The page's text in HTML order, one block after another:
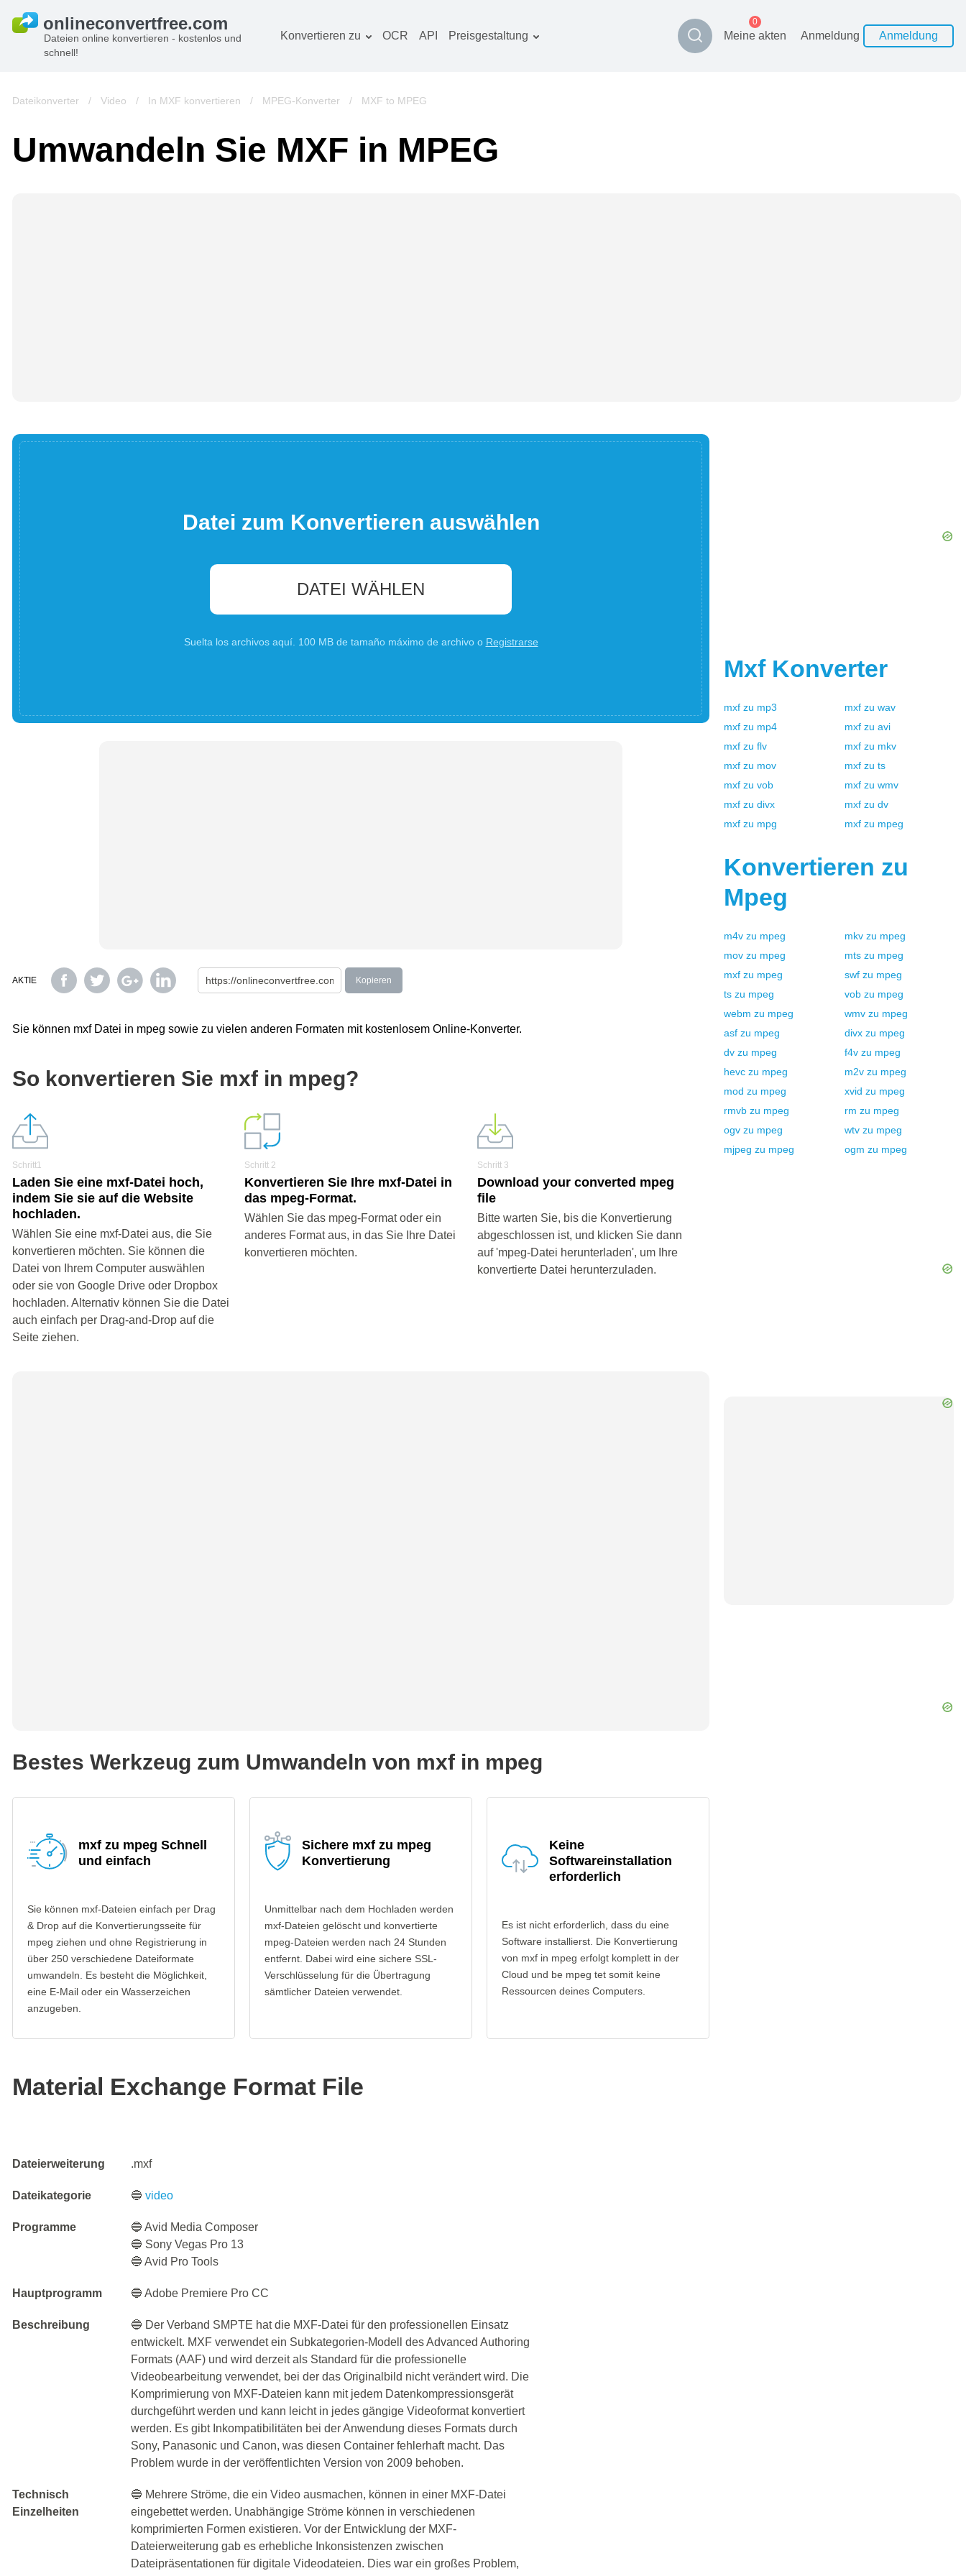
Dateien online konvertieren - kostenlos und
schnell!
Konvertieren zu
Bilderkonverter
Bücherkonverter
OCR API Preisgestaltung Meine akten
0
Anmeldung Anmeldung
Dateikonverter / Video / In MXF konvertieren / MPEG-Konverter / MXF to MPEG
Umwandeln Sie MXF in MPEG
Datei zum Konvertieren auswählen
DATEI WÄHLEN
Suelta los archivos aquí. 100 MB de tamaño máximo de archivo o Registrarse
AKTIE Kopieren
Sie können mxf Datei in mpeg sowie zu vielen anderen Formaten mit kostenlosem Online-Konverter.
So konvertieren Sie mxf in mpeg?
Schritt1
Laden Sie eine mxf-Datei hoch,
indem Sie sie auf die Website
hochladen.
Wählen Sie eine mxf-Datei aus, die Sie
konvertieren möchten. Sie können die
Datei von Ihrem Computer auswählen
oder sie von Google Drive oder Dropbox
hochladen. Alternativ können Sie die Datei
auch einfach per Drag-and-Drop auf die
Seite ziehen.
Schritt 2
Konvertieren Sie Ihre mxf-Datei in
das mpeg-Format.
Wählen Sie das mpeg-Format oder ein
anderes Format aus, in das Sie Ihre Datei
konvertieren möchten.
Schritt 3
Download your converted mpeg
file
Bitte warten Sie, bis die Konvertierung
abgeschlossen ist, und klicken Sie dann
auf 'mpeg-Datei herunterladen', um Ihre
konvertierte Datei herunterzuladen.
Bestes Werkzeug zum Umwandeln von mxf in mpeg
mxf zu mpeg Schnell
und einfach
Sie können mxf-Dateien einfach per Drag
& Drop auf die Konvertierungsseite für
mpeg ziehen und ohne Registrierung in
über 250 verschiedene Dateiformate
umwandeln. Es besteht die Möglichkeit,
eine E-Mail oder ein Wasserzeichen
anzugeben.
Sichere mxf zu mpeg
Konvertierung
Unmittelbar nach dem Hochladen werden
mxf-Dateien gelöscht und konvertierte
mpeg-Dateien werden nach 24 Stunden
entfernt. Dabei wird eine sichere SSL-
Verschlüsselung für die Übertragung
sämtlicher Dateien verwendet.
Keine
Softwareinstallation
erforderlich
Es ist nicht erforderlich, dass du eine
Software installierst. Die Konvertierung
von mxf in mpeg erfolgt komplett in der
Cloud und be mpeg tet somit keine
Ressourcen deines Computers.
Material Exchange Format File
Dateierweiterung .mxf
Dateikategorie 🔵video
Programme
🔵 Avid Media Composer
🔵 Sony Vegas Pro 13
🔵 Avid Pro Tools
Hauptprogramm 🔵 Adobe Premiere Pro CC
Beschreibung
🔵 Der Verband SMPTE hat die MXF-Datei für den professionellen Einsatz
entwickelt. MXF verwendet ein Subkategorien-Modell des Advanced Authoring
Formats (AAF) und wird derzeit als Standard für die professionelle
Videobearbeitung verwendet, bei der das Originalbild nicht verändert wird. Die
Komprimierung von MXF-Dateien kann mit jedem Datenkompressionsgerät
durchgeführt werden und kann leicht in jedes gängige Videoformat konvertiert
werden. Es gibt Inkompatibilitäten bei der Anwendung dieses Formats durch
Sony, Panasonic und Canon, was diesen Container fehlerhaft macht. Das
Problem wurde in der veröffentlichten Version von 2009 behoben.
Technisch
Einzelheiten
🔵 Mehrere Ströme, die ein Video ausmachen, können in einer MXF-Datei
eingebettet werden. Unabhängige Ströme können in verschiedenen
komprimierten Formen existieren. Vor der Entwicklung der MXF-
Dateierweiterung gab es erhebliche Inkonsistenzen zwischen
Dateipräsentationen für digitale Videodateien. Dies war ein großes Problem,
Mxf Konverter
mxf zu mp3 mxf zu wav
mxf zu mp4 mxf zu avi
mxf zu flv mxf zu mkv
mxf zu mov mxf zu ts
mxf zu vob mxf zu wmv
mxf zu divx mxf zu dv
mxf zu mpg mxf zu mpeg
Konvertieren zu
Mpeg
m4v zu mpeg mkv zu mpeg
mov zu mpeg mts zu mpeg
mxf zu mpeg swf zu mpeg
ts zu mpeg vob zu mpeg
webm zu mpeg wmv zu mpeg
asf zu mpeg divx zu mpeg
dv zu mpeg f4v zu mpeg
hevc zu mpeg m2v zu mpeg
mod zu mpeg xvid zu mpeg
rmvb zu mpeg rm zu mpeg
ogv zu mpeg wtv zu mpeg
mjpeg zu mpeg ogm zu mpeg